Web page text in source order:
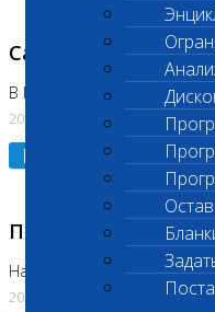
Санитарный день
В Коломне 20.07.2026
20.07.2026
Подробнее
Приостановлено
На Нагорной
20.07.2026